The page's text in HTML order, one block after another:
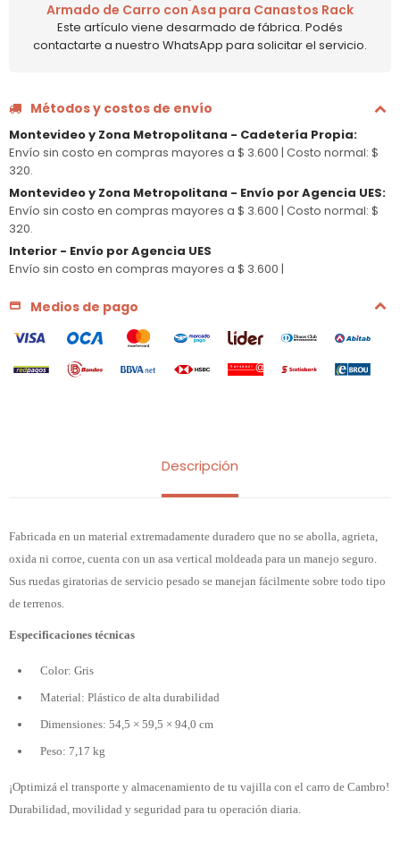
Armado de Carro con Asa para Canastos Rack
Este artículo viene desarmado de fábrica. Podés
contactarte a nuestro WhatsApp para solicitar el servicio.
Métodos y costos de envío
Montevideo y Zona Metropolitana - Cadetería Propia:
Envío sin costo en compras mayores a $ 3.600 | Costo normal: $
320.
Montevideo y Zona Metropolitana - Envío por Agencia UES:
Envío sin costo en compras mayores a $ 3.600 | Costo normal: $
320.
Interior - Envío por Agencia UES
Envío sin costo en compras mayores a $ 3.600 |
Medios de pago
Descripción
Fabricada en un material extremadamente duradero que no se abolla, agrieta,
oxida ni corroe, cuenta con un asa vertical moldeada para un manejo seguro.
Sus ruedas giratorias de servicio pesado se manejan fácilmente sobre todo tipo
de terrenos.
Especificaciones técnicas
Color: Gris
Material: Plástico de alta durabilidad
Dimensiones: 54,5 × 59,5 × 94,0 cm
Peso: 7,17 kg
¡Optimizá el transporte y almacenamiento de tu vajilla con el carro de Cambro!
Durabilidad, movilidad y seguridad para tu operación diaria.